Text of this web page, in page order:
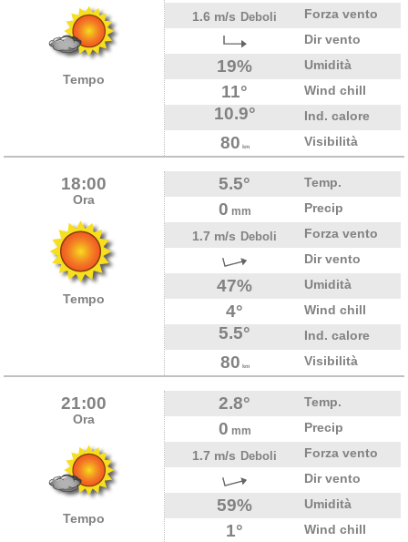
Tempo
1.6 m/s Deboli
Forza vento
Dir vento
19% Umidità
11° Wind chill
10.9° Ind. calore
80 km Visibilità
18:00
Ora
Tempo
5.5° Temp.
0 mm
Precip
1.7 m/s Deboli
Forza vento
Dir vento
47% Umidità
4° Wind chill
5.5° Ind. calore
80 km Visibilità
21:00
Ora
Tempo
2.8° Temp.
0 mm
Precip
1.7 m/s Deboli
Forza vento
Dir vento
59% Umidità
1° Wind chill